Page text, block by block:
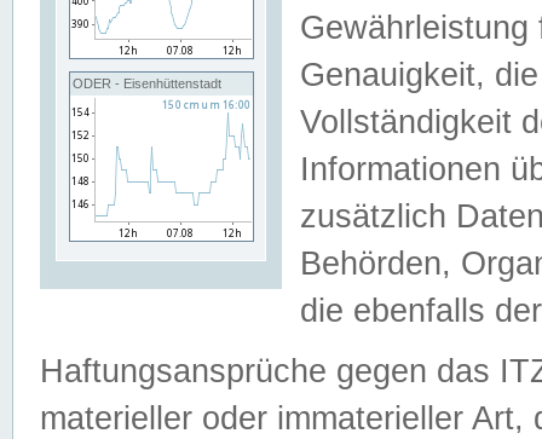
ODER - Eisenhüttenstadt
Genauigkeit,
Vollständigkeit
Informationen
zusätzlich
Behörden,
die ebenfalls
Haftungsansprüche gegen das
materieller oder immaterieller